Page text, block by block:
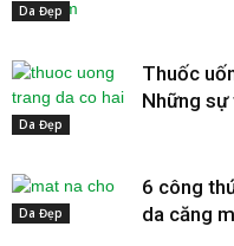
Da Đẹp
Da Đẹp
Thuốc
Những sự
Da Đẹp
6 công
da căng